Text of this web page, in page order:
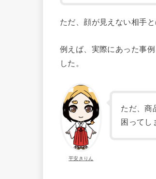
ただ、顔が見えない相手
例えば、実際にあった事
した。
平安きりん
ただ、商
困ってし